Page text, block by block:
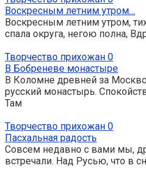
Воскресным летним утром…
Воскресным летним утром,
спала округа, негою полна,
Творчество прихожан 0
В Бобреневе монастыре
В Коломне древней за
русский монастырь.
Там
Творчество прихожан 0
Пасхальная радость
Совсем недавно с вами мы,
встречали. Над Русью, что в